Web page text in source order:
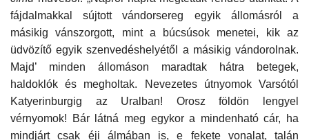
fájdalmakkal sújtott vándorsereg egyik állomásról a
másikig vánszorgott, mint a búcsúsok menetei, kik az
üdvözítő egyik szenvedéshelyétől a másikig vándorolnak.
Majd’ minden állomáson maradtak hátra betegek,
haldoklók és megholtak. Nevezetes útnyomok Varsótól
Katyerinburgig az Uralban! Orosz földön lengyel
vérnyomok! Bár látná meg egykor a mindenható cár, ha
mindjárt csak éji álmában is, e fekete vonalat, talán